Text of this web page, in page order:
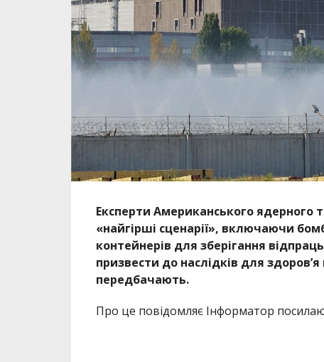
Експерти Американського ядерного
«найгірші сценарії», включаючи
контейнерів для зберігання
призвести до наслідків для
передбачають.
Про це повідомляє Інформатор
Шість реакторів ЗАЕС були зупинені
протистояти природним і техногенним
захищають активні зони реакторів і
матеріалів від впливу навколишнього
У малоймовірному випадку, якщо
реактори. У зв’язку з цим будь-яке